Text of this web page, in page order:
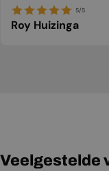
5/5
Roy Huizinga
Veelgestelde